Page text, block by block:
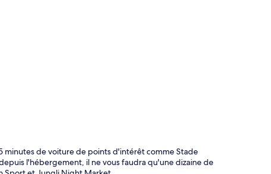
minutes de voiture de points d'intérêt comme Stade
l'hébergement, il ne vous faudra qu'une dizaine de